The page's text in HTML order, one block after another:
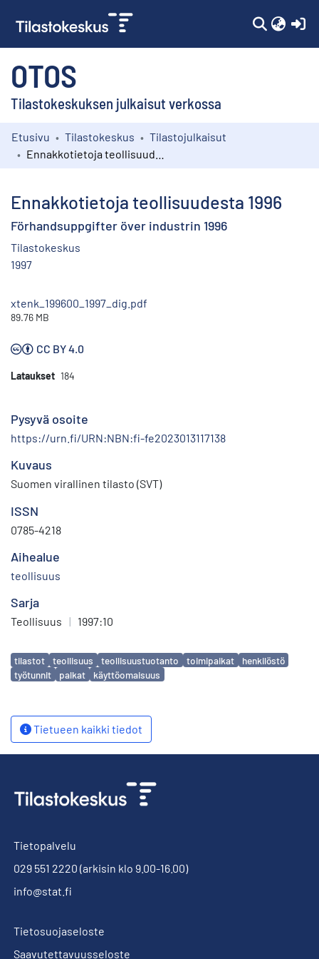
OTOS
Tilastokeskuksen julkaisut verkossa
Kokoelmat
Etusivu Tilastokeskus
Tilastojulkaisut
Ennakkotietoja teollisuudesta 1996
Förhandsuppgifter över industrin 1996
Tilastokeskus
1997
xtenk_199600_1997_dig.pdf
89.76 MB
CC BY 4.0
Lataukset 184
Pysyvä osoite
https://urn.fi/URN:NBN:fi-fe2023013117138
Kuvaus
Suomen virallinen tilasto (SVT)
ISSN
0785-4218
Aihealue
teollisuus
Sarja
Teollisuus | 1997:10
Avainsanat
tilastot teollisuus teollisuustuotanto toimipaikat
henkilöstö
työtunnit
palkat käyttöomaisuus
Tietueen kaikki tiedot
Tietopalvelu
029 551 2220 (arkisin klo 9.00-16.00)
info@stat.fi
Tietosuojaseloste
Saavutettavuusseloste